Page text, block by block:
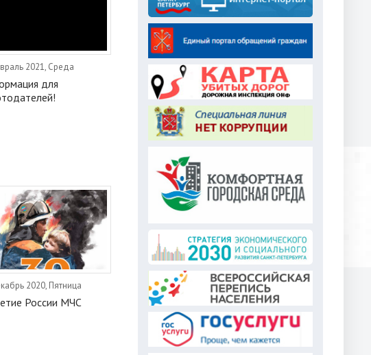
2021, Среда
для
2020, Пятница
России МЧС